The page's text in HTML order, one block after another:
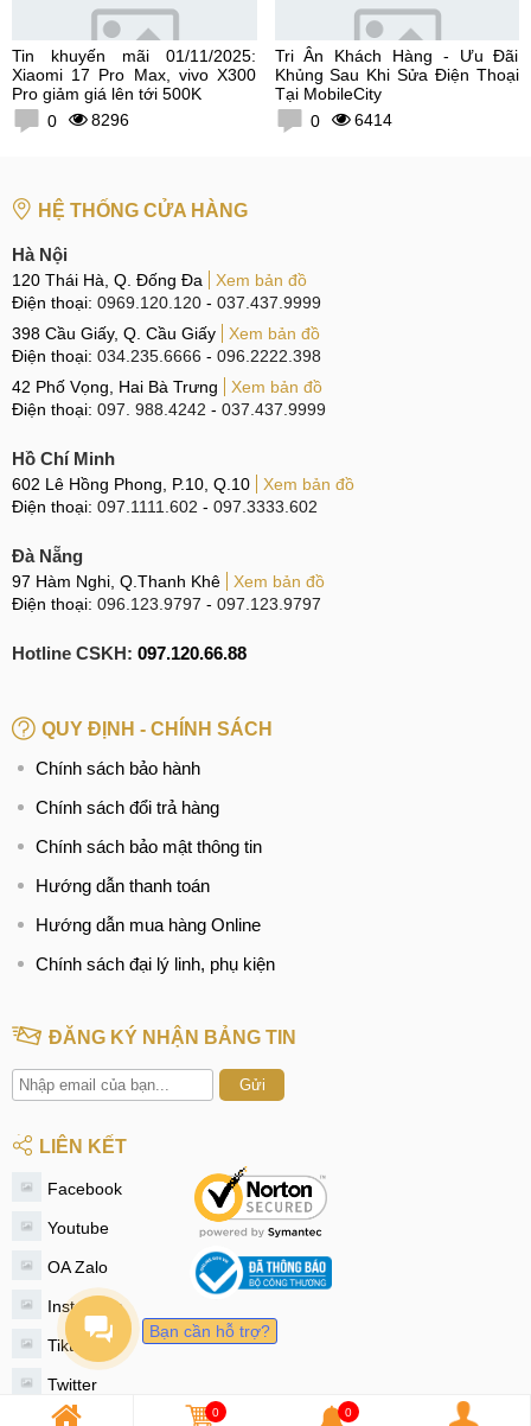
Tin khuyến mãi 01/11/2025:
Xiaomi 17 Pro Max, vivo X300
Pro giảm giá lên tới 500K
0
8296
Tri Ân Khách Hàng - Ưu Đãi
Khủng Sau Khi Sửa Điện Thoại
Tại MobileCity
0
6414
HỆ THỐNG CỬA HÀNG
Hà Nội
120 Thái Hà, Q. Đống Đa
Xem bản đồ
Điện thoại: 0969.120.120 - 037.437.9999
398 Cầu Giấy, Q. Cầu Giấy
Xem bản đồ
Điện thoại: 034.235.6666 - 096.2222.398
42 Phố Vọng, Hai Bà Trưng
Xem bản đồ
Điện thoại: 097. 988.4242 - 037.437.9999
Hồ Chí Minh
602 Lê Hồng Phong, P.10, Q.10
Xem bản đồ
Điện thoại: 097.1111.602 - 097.3333.602
Đà Nẵng
97 Hàm Nghi, Q.Thanh Khê
Xem bản đồ
Điện thoại: 096.123.9797 - 097.123.9797
Hotline CSKH: 097.120.66.88
QUY ĐỊNH - CHÍNH SÁCH
Chính sách bảo hành
Chính sách đổi trả hàng
Chính sách bảo mật thông tin
Hướng dẫn thanh toán
Hướng dẫn mua hàng Online
Chính sách đại lý linh, phụ kiện
ĐĂNG KÝ NHẬN BẢNG TIN
Gửi
LIÊN KẾT
Facebook
Youtube
OA Zalo
Instagram
Tiktok
Twitter
0 0
Bạn cần hỗ trợ?